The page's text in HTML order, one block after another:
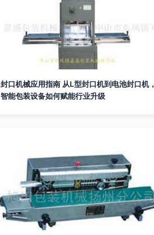
封口机械应用指南 从L型封口机到电池封口机，
智能包装设备如何赋能行业升级